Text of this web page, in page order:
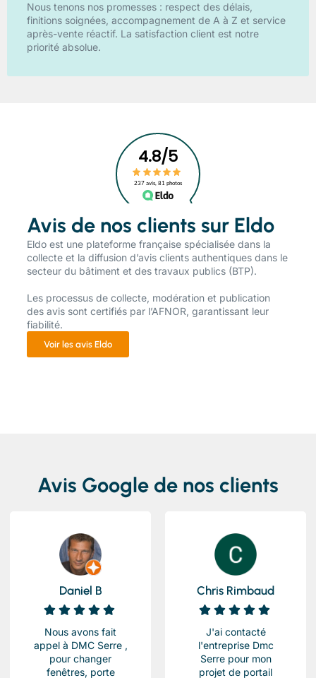
Nous tenons nos promesses : respect des délais,
finitions soignées, accompagnement de A à Z et service
après-vente réactif. La satisfaction client est notre
priorité absolue.
Avis de nos clients sur Eldo
​Eldo est une plateforme française spécialisée dans la
collecte et la diffusion d’avis clients authentiques dans le
secteur du bâtiment et des travaux publics (BTP).
Les processus de collecte, modération et publication
des avis sont certifiés par l’AFNOR, garantissant leur
fiabilité.
Voir les avis Eldo
Avis Google de nos clients
Daniel B
Nous avons fait
appel à DMC Serre ,
pour changer
fenêtres, porte
Chris Rimbaud
J'ai contacté
l'entreprise Dmc
Serre pour mon
projet de portail